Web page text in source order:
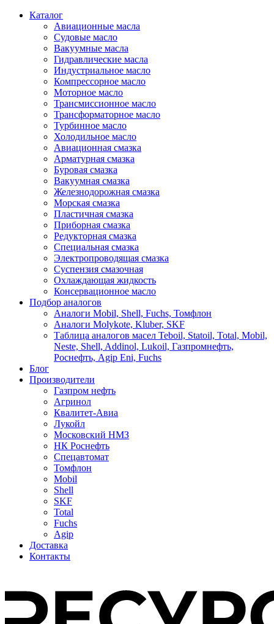
Каталог
Авиационные масла
Судовые масло
Вакуумные масла
Гидравлические масла
Индустриальное масло
Компрессорное масло
Моторное масло
Трансмиссионное масло
Трансформаторное масло
Турбинное масло
Холодильное масло
Авиационная смазка
Арматурная смазка
Буровая смазка
Вакуумная смазка
Железнодорожная смазка
Морская смазка
Пластичная смазка
Приборная смазка
Редукторная смазка
Специальная смазка
Электропроводящая смазка
Суспензия смазочная
Охлаждающая жидкость
Консервационное масло
Подбор аналогов
Аналоги Mobil, Shell, Fuchs, Томфлон
Аналоги Molykote, Kluber, SKF
Таблица аналогов масел Teboil, Statoil, Total, Mobil,
Neste, Shell, Addinol, Lukoil, Газпромнефть,
Роснефть, Agip Eni, Fuchs
Блог
Производители
Газпром нефть
Агринол
Квалитет-Авиа
Лукойл
Московский НМЗ
НК Роснефть
Спецавтомат
Томфлон
Mobil
Shell
SKF
Total
Fuchs
Agip
Доставка
Контакты